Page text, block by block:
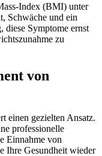
Index (BMI) unter
Schwäche und ein
diese Symptome ernst
zu
von
einen gezielten Ansatz.
professionelle
Einnahme von
Ihre Gesundheit wieder